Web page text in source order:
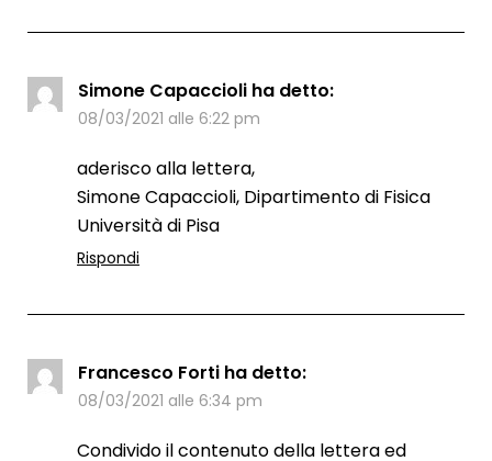
Simone Capaccioli ha detto:
08/03/2021 alle 6:22 pm
aderisco alla lettera,
Simone Capaccioli, Dipartimento di Fisica
Università di Pisa
Rispondi
Francesco Forti ha detto:
08/03/2021 alle 6:34 pm
Condivido il contenuto della lettera ed